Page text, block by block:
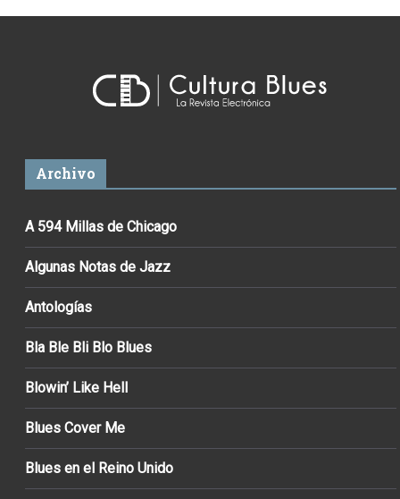
Archivo
A 594 Millas de Chicago
Algunas Notas de Jazz
Antologías
Bla Ble Bli Blo Blues
Blowin’ Like Hell
Blues Cover Me
Blues en el Reino Unido